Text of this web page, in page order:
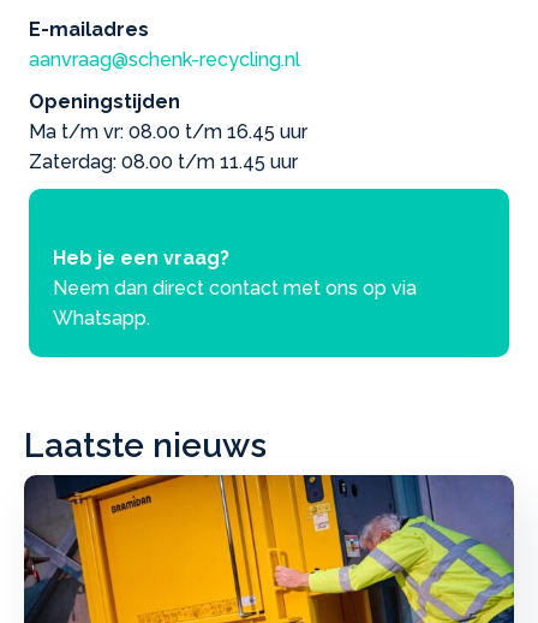
E-mailadres
aanvraag@schenk-recycling.nl
Openingstijden
Ma t/m vr: 08.00 t/m 16.45 uur
Zaterdag: 08.00 t/m 11.45 uur
Heb je een vraag?
Neem dan direct contact met ons op via
Whatsapp.
Laatste nieuws